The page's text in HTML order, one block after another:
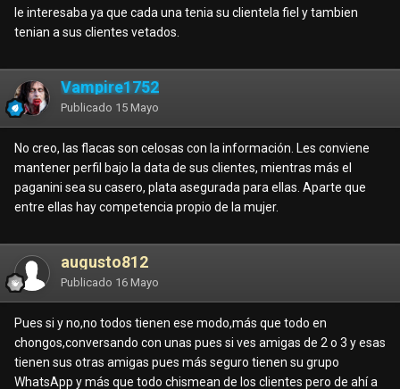
le interesaba ya que cada una tenia su clientela fiel y tambien
tenian a sus clientes vetados.
Vampire1752
Publicado 15 Mayo
No creo, las flacas son celosas con la información. Les conviene
mantener perfil bajo la data de sus clientes, mientras más el
paganini sea su casero, plata asegurada para ellas. Aparte que
entre ellas hay competencia propio de la mujer.
augusto812
Publicado 16 Mayo
Pues si y no,no todos tienen ese modo,más que todo en
chongos,conversando con unas pues si ves amigas de 2 o 3 y esas
tienen sus otras amigas pues más seguro tienen su grupo
WhatsApp y más que todo chismean de los clientes pero de ahí a